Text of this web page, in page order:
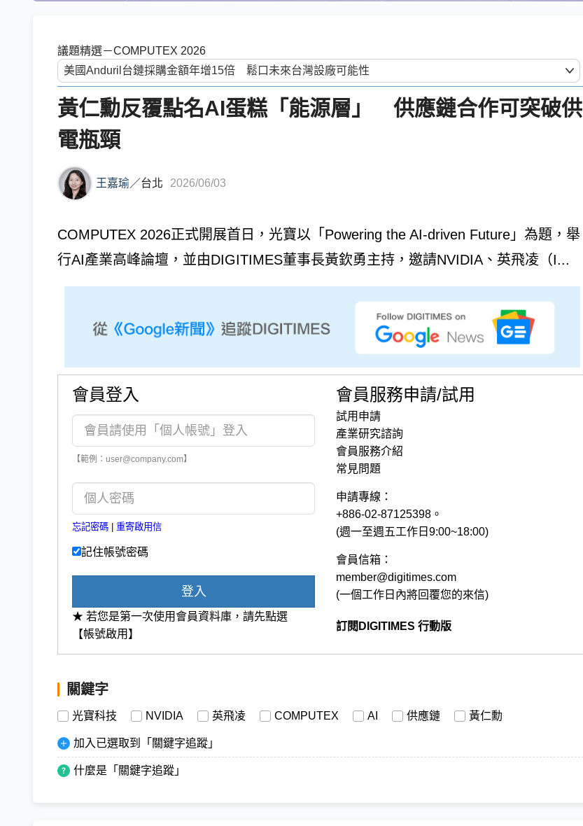
議題精選－COMPUTEX 2026
黃仁勳反覆點名AI蛋糕「能源層」 供應鏈合作可突破供
電瓶頸
王嘉瑜 ／台北 2026/06/03
COMPUTEX 2026正式開展首日，光寶以「Powering the AI-driven Future」為題，舉
行AI產業高峰論壇，並由DIGITIMES董事長黃欽勇主持，邀請NVIDIA、英飛凌（I...
會員登入
【範例：user@company.com】
忘記密碼 重寄啟用信
記住帳號密碼
登入
★ 若您是第一次使用會員資料庫，請先點選
【帳號啟用】
會員服務申請/試用
試用申請
產業研究諮詢
會員服務介紹
常見問題
申請專線：
+886-02-87125398。
(週一至週五工作日9:00~18:00)
會員信箱：
member@digitimes.com
(一個工作日內將回覆您的來信)
訂閱DIGITIMES 行動版
關鍵字
光寶科技 NVIDIA 英飛凌 COMPUTEX AI 供應鏈 黃仁勳
加入已選取到「關鍵字追蹤」
什麼是「關鍵字追蹤」